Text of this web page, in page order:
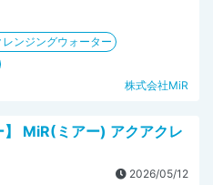
レンジングウォーター
株式会社MiR
】 MiR(ミアー) アクアクレ
2026/05/12